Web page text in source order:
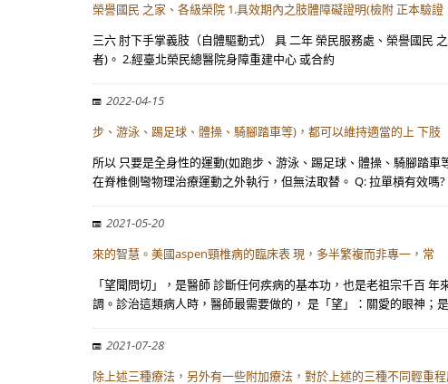
榮譽國民 之家、各級榮院 1.具效期內之肢體障礙證明(檢附 正本驗證
三六 肘下手掌義肢（自體驅動式） 具 二年 榮民服務處、榮譽國民
者)。 2.經臺北榮民總醫院身障重建中心 或合約
2022-04-15
步、游泳、踢足球、體操、騎腳踏車等)，都可以維持適當的上 下肢
所以 只要是全身性的運動(如跑步、游泳、踢足球、體操、騎腳踏
在脊椎側彎物理治療運動之外執行，但無法取替。 Q: 拉單槓有效嗎?
2021-05-20
來的智慧。美國aspen頸椎病的臨床表 現，多半繁複而非專一，常
「望聞問切」，是醫師 診斷任何疾病的基本功，也是老祖宗千百
調。診治這類病人時，醫師最需要做的， 是「望」：關愛的眼神；是
2021-07-28
除上述三種療法，另外有一些附加療法，對於上述的三種不同輕重